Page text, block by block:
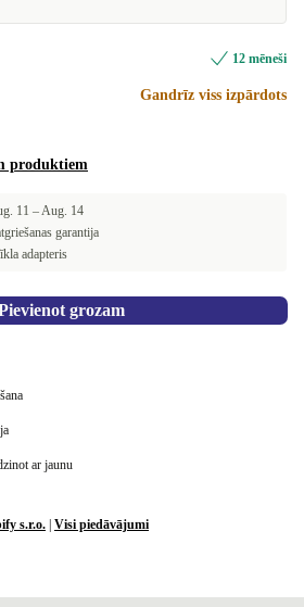
+30,00 €
+30,00 €
+30,00 €
12 mēneši
Gandrīz viss izpārdots
produktiem
11 –Aug. 14
garantija
adapteris
grozam
ar jaunu
s.r.o. Visi piedāvājumi